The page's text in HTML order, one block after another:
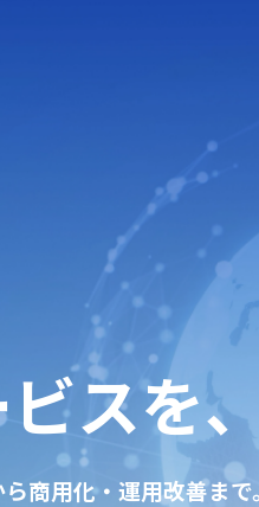
スを
商用化・運用改善まで。